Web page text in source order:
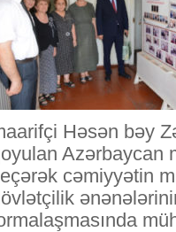
Həsən bəy
Azərbaycan
cəmiyyətin